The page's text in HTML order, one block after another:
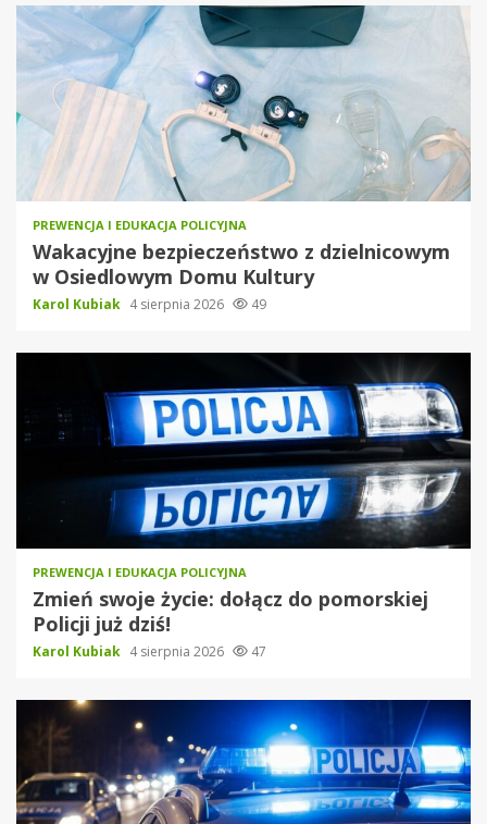
PREWENCJA I EDUKACJA POLICYJNA
Wakacyjne bezpieczeństwo z dzielnicowym
w Osiedlowym Domu Kultury
Karol Kubiak 4 sierpnia 2026 49
PREWENCJA I EDUKACJA POLICYJNA
Zmień swoje życie: dołącz do pomorskiej
Policji już dziś!
Karol Kubiak 4 sierpnia 2026 47